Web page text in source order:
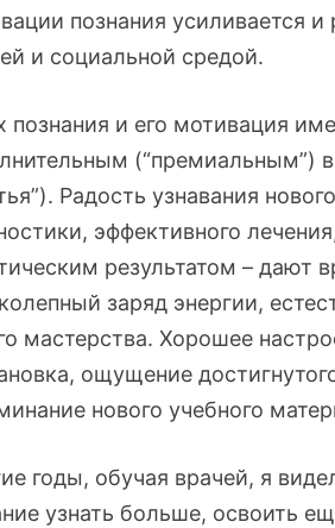
познания усиливается
и социальной средой.
познания и его мотивация
(“премиальным”)
Радость узнавания
эффективного
результатом – дают
заряд энергии,
мастерства. Хорошее
ощущение
нового учебного
годы, обучая врачей, я
узнать больше, освоить